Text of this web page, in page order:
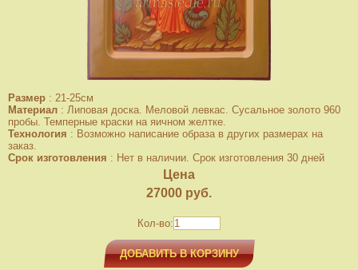
Размер : 21-25см
Материал : Липовая доска. Меловой левкас. Сусальное золото 960
пробы. Темперные краски на яичном желтке.
Технология : Возможно написание образа в других размерах на
заказ.
Срок изготовления : Нет в наличии. Срок изготовления 30 дней
Цена
27000 руб.
Кол-во:
ДОБАВИТЬ В КОРЗИНУ